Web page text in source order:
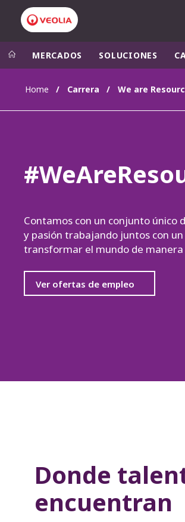
Grupo Veolia
FUNDACIÓN
MERCADOS SOLUCIONES
Home Carrera We are
Contamos con un conjunto único
y pasión trabajando juntos con
transformar el mundo de manera
Ver ofertas de empleo
Donde
encuentran